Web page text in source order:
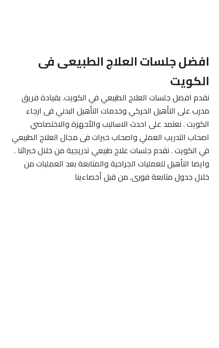
افضل جلسات العلاج الطبيعى فى
الكويت
نقدم افضل جلسات العلاج الطبيعي في الكويت. بقيادة فريق
مدرب على التأهيل الحركي وخدمات التأهيل البدني فى ارجاء
الكويت . نعتمد على احدث الاساليب والأجهزة والاختصاصي
اصحاب التدريب العملي واصحاب خبرات فى مجال العلاج الطبيعي
في الكويت . نقدم جلسات علاج طبيعي تدريجية من خلال خبرائنا .
وايضا التأهيل للعمليات الجراحية والمتابعة بعد العمليات من
خلال جدول متابعة فورى. من قبل أخصاءينا